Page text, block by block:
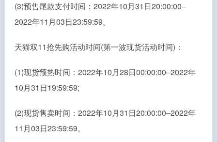
(3)预售尾款支付时间：2022年10月31日20:00:00–
2022年11月03日23:59:59。
天猫双11抢先购活动时间(第一波现货活动时间)：
(1)现货预热时间：2022年10月28日00:00:00–2022年
10月31日19:59:59;
(2)现货售卖时间：2022年10月31日20:00:00–2022年
11月03日23:59:59。